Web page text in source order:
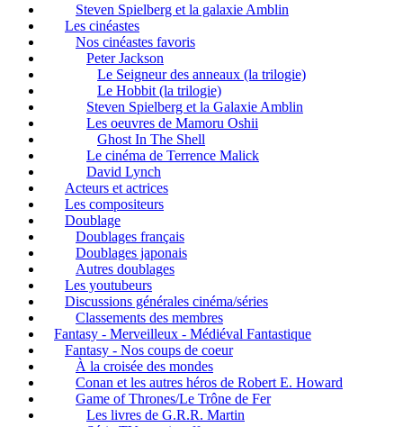
Steven Spielberg et la galaxie Amblin
Les cinéastes
Nos cinéastes favoris
Peter Jackson
Le Seigneur des anneaux (la trilogie)
Le Hobbit (la trilogie)
Steven Spielberg et la Galaxie Amblin
Les oeuvres de Mamoru Oshii
Ghost In The Shell
Le cinéma de Terrence Malick
David Lynch
Acteurs et actrices
Les compositeurs
Doublage
Doublages français
Doublages japonais
Autres doublages
Les youtubeurs
Discussions générales cinéma/séries
Classements des membres
Fantasy - Merveilleux - Médiéval Fantastique
Fantasy - Nos coups de coeur
À la croisée des mondes
Conan et les autres héros de Robert E. Howard
Game of Thrones/Le Trône de Fer
Les livres de G.R.R. Martin